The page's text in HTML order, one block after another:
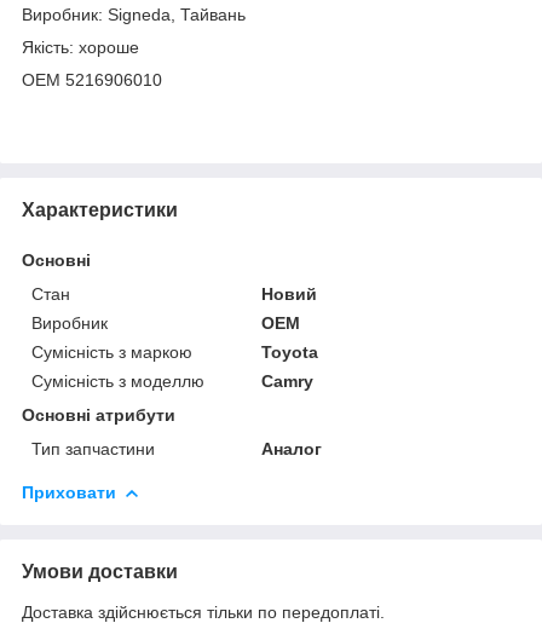
Виробник: Signeda, Тайвань
Якість: хороше
OEM 5216906010
Характеристики
Основні
Стан
Новий
Виробник
OEM
Сумісність з маркою
Toyota
Сумісність з моделлю
Camry
Основні атрибути
Тип запчастини
Аналог
Приховати
Умови доставки
Доставка здійснюється тільки по передоплаті.